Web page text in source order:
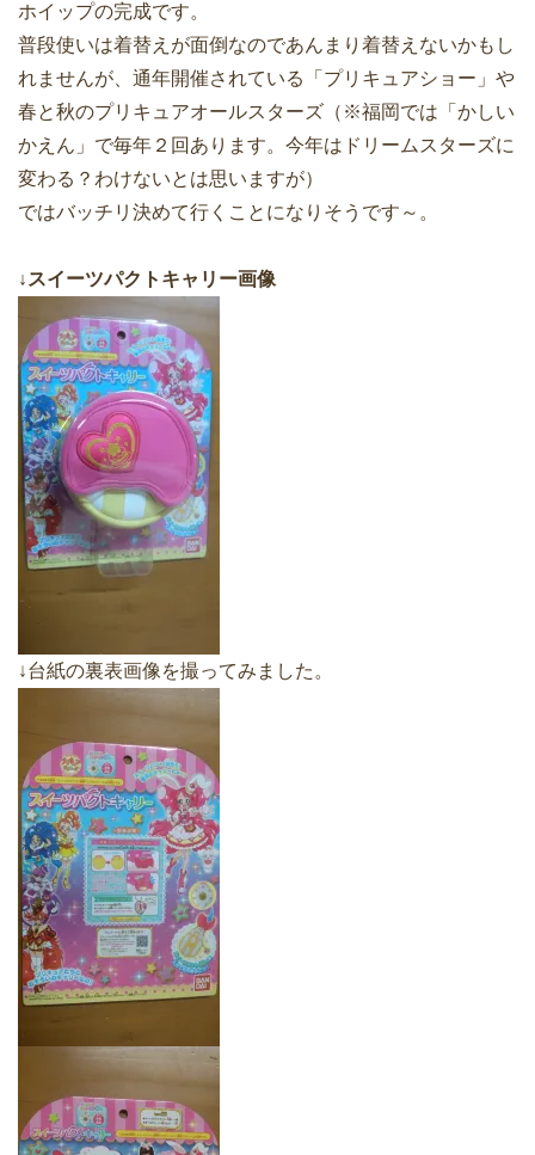
ホイップの完成です。
普段使いは着替えが面倒なのであんまり着替えないかもし
れませんが、通年開催されている「プリキュアショー」や
春と秋のプリキュアオールスターズ（※福岡では「かしい
かえん」で毎年２回あります。今年はドリームスターズに
変わる？わけないとは思いますが）
ではバッチリ決めて行くことになりそうです～。
↓スイーツパクトキャリー画像
↓台紙の裏表画像を撮ってみました。